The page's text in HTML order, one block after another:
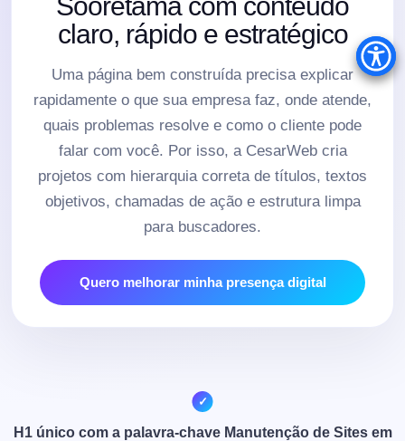
claro, rápido e estratégico
Uma página bem construída precisa explicar
rapidamente o que sua empresa faz, onde atende,
quais problemas resolve e como o cliente pode
falar com você. Por isso, a CesarWeb cria
projetos com hierarquia correta de títulos, textos
objetivos, chamadas de ação e estrutura limpa
para buscadores.
Quero melhorar minha presença digital
H1 único com a palavra-chave Manutenção de Sites em